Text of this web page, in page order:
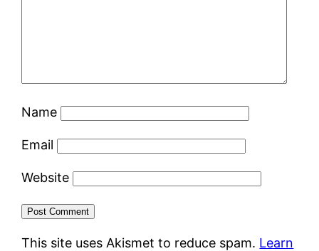
Name
Email
Website
This site uses Akismet to reduce spam. Learn